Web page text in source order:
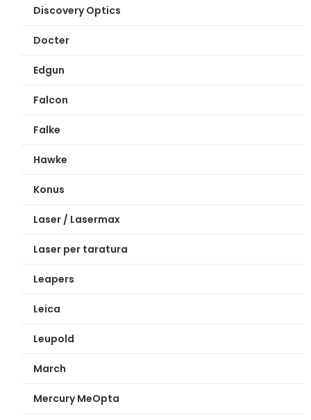
Discovery Optics
Docter
Edgun
Falcon
Falke
Hawke
Konus
Laser / Lasermax
Laser per taratura
Leapers
Leica
Leupold
March
Mercury MeOpta